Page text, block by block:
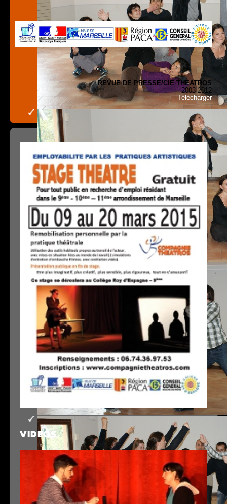
REVUE DE PRESSE/CIE THEATROS
2003-2012
Télécharger
VIDEOS